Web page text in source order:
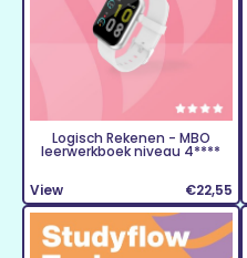
Logisch Rekenen - MBO
leerwerkboek niveau 4****
View €22,55